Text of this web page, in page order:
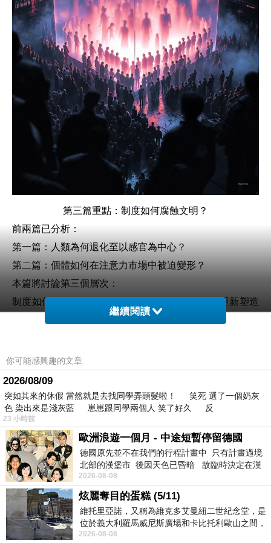
第三篇重點：制度如何腐蝕文明？
前兩篇已分析：
第一篇： 人類為何退化至以感官為中心？
第二篇： 個體如何在注意力市場中被迫變形？
本篇將討論第三個層次：
制度如何將人類的欲望轉化成市場結構，並以此重新塑造
慾望已變成一種可規模化的商業模式，而平台正以制度化
平台不是中立工具，而是慾望的制度化工程
OnlyFans 的核心業務模式十分簡單：
人物 → 影像 → 刺激 → 付費 → 分帳。
這個模式雖然看似平凡，但它建立了一個新的「慾望基礎
建設」：
1. 提供影像上架機制
2. 提供付費門檻
3. 提供訂閱制度
繼續閱讀
你可能感興趣的文章
2026/08/09
突如其來的休假 當然就是去找同學弄頭髮啦！ 笑死 選了一個奶灰
色 染出來是淺灰藍 崽崽跟同學兩個人 笑了好久 反
23 小時前
歐洲浪遊一個月 - 中途短暫停留德國
德國原先並不在我們的行程計畫中 只有計畫過境
北部的漢堡市 後因天色已昏暗 故臨時決定在漢
堡市吃晚餐和過夜
2026-08-08
炫麗奪目的蛋糕 (5/11)
維托里亞諾，又稱為維克多艾曼紐二世紀念堂，是
位於義大利羅馬威尼斯廣場和卡比托利歐山之間，
用以紀念統一義大利統一後的的第一位國
2026-08-08